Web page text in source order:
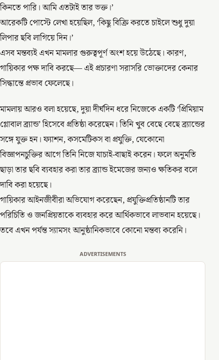
কিনতে পারি। আমি এতটাই তার ভক্ত।’
আরেকটি পোস্টে লেখা হয়েছিল, ‘কিছু বিক্রি করতে চাইলে শুধু দুয়া
লিপার ছবি লাগিয়ে দিন।’
এসব মন্তব্যই এখন মামলার গুরুত্বপূর্ণ অংশ হয়ে উঠেছে। কারণ,
গায়িকার পক্ষ দাবি করছে— এই প্রচারণা সরাসরি ভোক্তাদের কেনার
সিদ্ধান্তে প্রভাব ফেলেছে।
মামলায় আরও বলা হয়েছে, দুয়া দীর্ঘদিন ধরে নিজেকে একটি ‘প্রিমিয়াম
গ্লোবাল ব্র্যান্ড’ হিসেবে প্রতিষ্ঠা করেছেন। তিনি খুব বেছে বেছে ব্র্যান্ডের
সঙ্গে যুক্ত হন। ফ্যাশন, কসমেটিকস বা প্রযুক্তি, যেকোনো
বিজ্ঞাপনচুক্তির আগে তিনি নিজে যাচাই-বাছাই করেন। ফলে অনুমতি
ছাড়া তার ছবি ব্যবহার করা তার ব্র্যান্ড ইমেজের জন্যও ক্ষতিকর বলে
দাবি করা হয়েছে।
গায়িকার আইনজীবীরা অভিযোগ করেছেন, প্রযুক্তিপ্রতিষ্ঠানটি তার
পরিচিতি ও জনপ্রিয়তাকে ব্যবহার করে আর্থিকভাবে লাভবান হয়েছে।
তবে এখন পর্যন্ত স্যামসং আনুষ্ঠানিকভাবে কোনো মন্তব্য করেনি।
ADVERTISEMENTS